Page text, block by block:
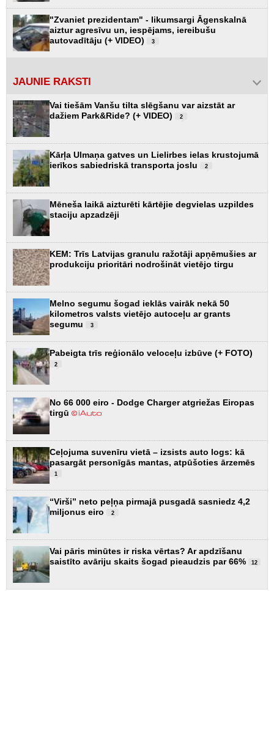
"Zvaniet prezidentam" - likumsargi Āgenskalnā
aiztur agresīvu un, iespējams, iereibušu
autovadītāju (+ VIDEO)
3
JAUNIE RAKSTI
Vai tiešām Vanšu tilta slēgšanu var aizstāt ar
dažiem Park&Ride? (+ VIDEO)
2
Kārļa Ulmaņa gatves un Lielirbes ielas krustojumā
ierīkos sabiedriskā transporta joslu
2
Mēneša laikā aizturēti kārtējie degvielas uzpildes
staciju apzadzēji
KEM: Trīs Latvijas granulu ražotāji apņēmušies ar
produkciju prioritāri nodrošināt vietējo tirgu
Melno segumu šogad ieklās vairāk nekā 50
kilometros valsts vietējo autoceļu ar grants
segumu
3
Pabeigta trīs reģionālo veloceļu izbūve (+ FOTO)
2
No 66 000 eiro - Dodge Charger atgriežas Eiropas
tirgū
Ceļojuma suvenīru vietā – izsists auto logs: kā
pasargāt personīgās mantas, atpūšoties ārzemēs
1
“Virši” neto peļņa pirmajā pusgadā sasniedz 4,2
miljonus eiro
2
Vai pāris minūtes ir riska vērtas? Ar apdzīšanu
saistīto avāriju skaits šogad pieaudzis par 66%
12